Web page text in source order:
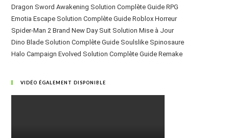
Dragon Sword Awakening Solution Complète Guide RPG
Emotia Escape Solution Complète Guide Roblox Horreur
Spider-Man 2 Brand New Day Suit Solution Mise à Jour
Dino Blade Solution Complète Guide Soulslike Spinosaure
Halo Campaign Evolved Solution Complète Guide Remake
VIDÉO ÉGALEMENT DISPONIBLE